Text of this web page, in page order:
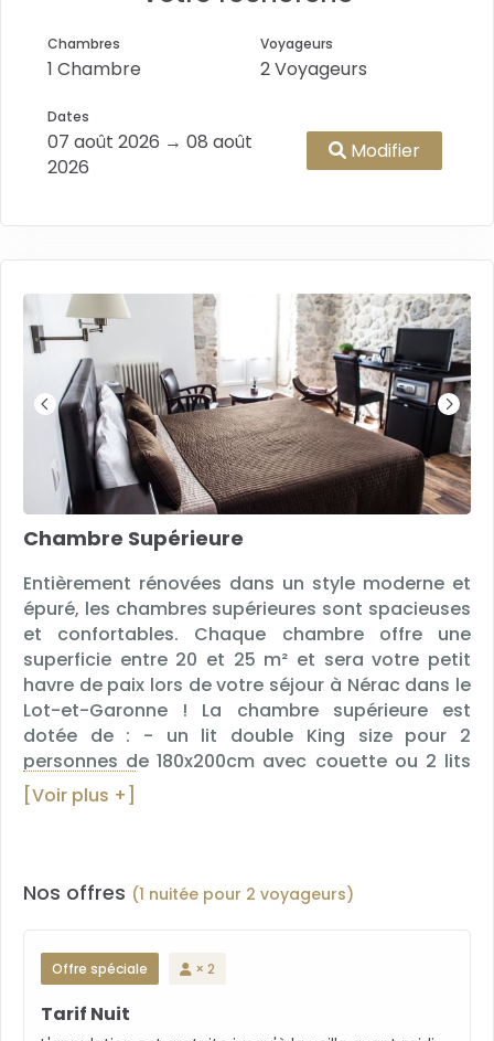
Chambres
1 Chambre
Voyageurs
2 Voyageurs
Dates
07 août 2026 → 08 août
2026
Modifier
Chambre Supérieure
Entièrement rénovées dans un style moderne et
épuré, les chambres supérieures sont spacieuses
et confortables. Chaque chambre offre une
superficie entre 20 et 25 m² et sera votre petit
havre de paix lors de votre séjour à Nérac dans le
Lot-et-Garonne ! La chambre supérieure est
dotée de : - un lit double King size pour 2
personnes de 180x200cm avec couette ou 2 lits
séparés (Supplément de 10€, sur demande)
climatisation - télévision écran plat avec Canal+,
illimitée - téléphone - prise USB - machine
douche ou baignoire et WC, sèche-cheveux,
miroir grossissant et mouchoirs - chaussons,
serviettes, peignoirs et produits d'accueil.
Plusieurs chambres supérieures sont accessibles
[Voir plus +]
Nos offres (1 nuitée pour 2 voyageurs)
Offre spéciale × 2
Tarif Nuit